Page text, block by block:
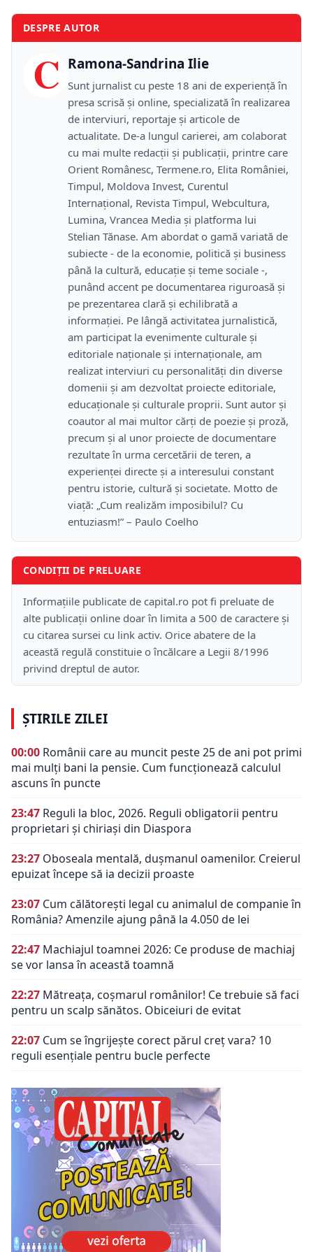
DESPRE AUTOR
C Ramona-Sandrina Ilie
Sunt jurnalist cu peste 18 ani de experiență în
presa scrisă și online, specializată în realizarea
de interviuri, reportaje și articole de
actualitate. De-a lungul carierei, am colaborat
cu mai multe redacții și publicații, printre care
Orient Românesc, Termene.ro, Elita României,
Timpul, Moldova Invest, Curentul
Internațional, Revista Timpul, Webcultura,
Lumina, Vrancea Media și platforma lui
Stelian Tănase. Am abordat o gamă variată de
subiecte - de la economie, politică și business
până la cultură, educație și teme sociale -,
punând accent pe documentarea riguroasă și
pe prezentarea clară și echilibrată a
informației. Pe lângă activitatea jurnalistică,
am participat la evenimente culturale și
editoriale naționale și internaționale, am
realizat interviuri cu personalități din diverse
domenii și am dezvoltat proiecte editoriale,
educaționale și culturale proprii. Sunt autor și
coautor al mai multor cărți de poezie și proză,
precum și al unor proiecte de documentare
rezultate în urma cercetării de teren, a
experienței directe și a interesului constant
pentru istorie, cultură și societate. Motto de
viață: „Cum realizăm imposibilul? Cu
entuziasm!” – Paulo Coelho
CONDIȚII DE PRELUARE
Informațiile publicate de capital.ro pot fi preluate de
alte publicații online doar în limita a 500 de caractere și
cu citarea sursei cu link activ. Orice abatere de la
această regulă constituie o încălcare a Legii 8/1996
privind dreptul de autor.
ȘTIRILE ZILEI
00:00 Românii care au muncit peste 25 de ani pot primi
mai mulți bani la pensie. Cum funcționează calculul
ascuns în puncte
23:47 Reguli la bloc, 2026. Reguli obligatorii pentru
proprietari și chiriași din Diaspora
23:27 Oboseala mentală, dușmanul oamenilor. Creierul
epuizat începe să ia decizii proaste
23:07 Cum călătorești legal cu animalul de companie în
România? Amenzile ajung până la 4.050 de lei
22:47 Machiajul toamnei 2026: Ce produse de machiaj
se vor lansa în această toamnă
22:27 Mătreața, coșmarul românilor! Ce trebuie să faci
pentru un scalp sănătos. Obiceiuri de evitat
22:07 Cum se îngrijește corect părul creț vara? 10
reguli esențiale pentru bucle perfecte